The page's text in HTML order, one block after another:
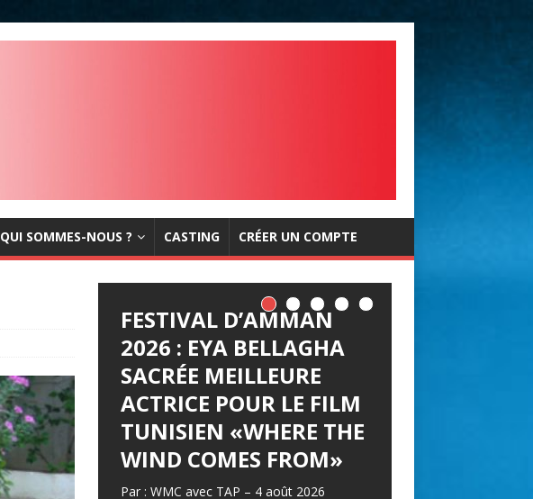
QUI SOMMES-NOUS ? CASTING CRÉER UN COMPTE
FESTIVAL D’AMMAN
2026 : EYA BELLAGHA
SACRÉE MEILLEURE
ACTRICE POUR LE FILM
TUNISIEN «WHERE THE
WIND COMES FROM»
Par : WMC avec TAP – 4 août 2026